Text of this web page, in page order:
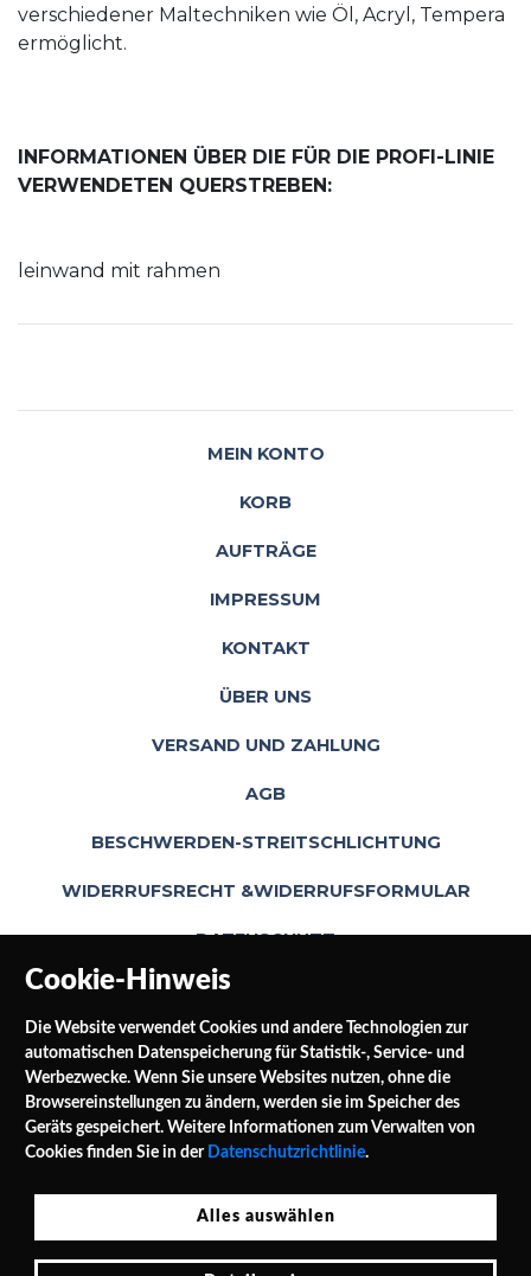
Cookie-Hinweis
Die Website verwendet Cookies und andere Technologien zur
automatischen Datenspeicherung für Statistik-, Service- und
Werbezwecke. Wenn Sie unsere Websites nutzen, ohne die
Browsereinstellungen zu ändern, werden sie im Speicher des
Geräts gespeichert. Weitere Informationen zum Verwalten von
Cookies finden Sie in der Datenschutzrichtlinie.
Alles auswählen
verschiedener Maltechniken wie Öl, Acryl, Tempera
ermöglicht.
INFORMATIONEN ÜBER DIE FÜR DIE PROFI-LINIE
VERWENDETEN QUERSTREBEN:
leinwand mit rahmen
MEIN KONTO
KORB
AUFTRÄGE
IMPRESSUM
KONTAKT
ÜBER UNS
VERSAND UND ZAHLUNG
AGB
BESCHWERDEN-STREITSCHLICHTUNG
WIDERRUFSRECHT &WIDERRUFSFORMULAR
DATENSCHUTZ
SOCIAL MEDIA
Jałowocowa Str. 3